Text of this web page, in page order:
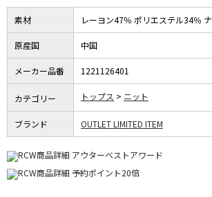
素材 レーヨン47％ ポリエステル34％
原産国 中国
メーカー品番 1221126401
カテゴリー トップス ニット
ブランド OUTLET LIMITED ITEM